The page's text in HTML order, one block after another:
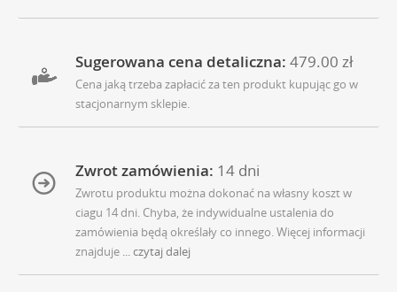
Sugerowana cena detaliczna: 479.00 zł
Cena jaką trzeba zapłacić za ten produkt kupując go w
stacjonarnym sklepie.
Zwrot zamówienia: 14 dni
Zwrotu produktu można dokonać na własny koszt w
ciagu 14 dni. Chyba, że indywidualne ustalenia do
zamówienia będą określały co innego. Więcej informacji
znajduje ... czytaj dalej